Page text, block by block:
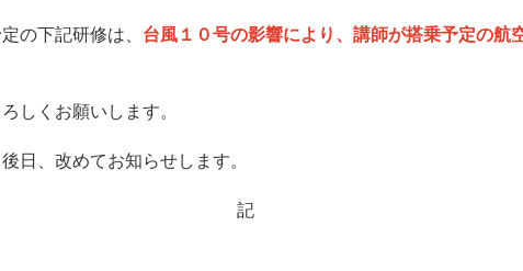
下記研修は、 台風１０号の影響により、講師が搭乗予定の航
くお願いします。
、改めてお知らせします。
記